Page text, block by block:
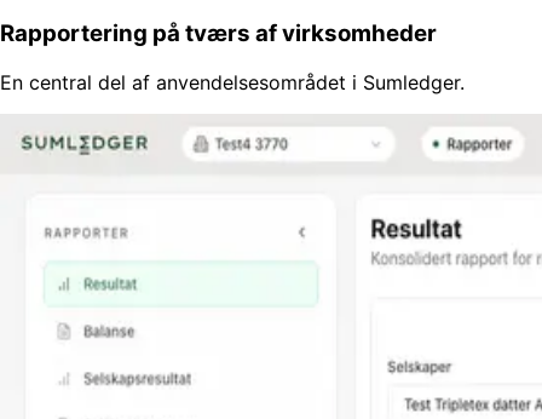
Rapportering på tværs af virksomheder
En central del af anvendelsesområdet i Sumledger.